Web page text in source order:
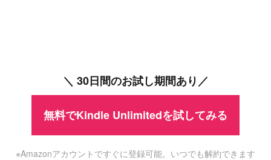
＼ 30日間のお試し期間あり／
無料でKindle Unlimitedを試してみる
※Amazonアカウントですぐに登録可能。いつでも解約できます